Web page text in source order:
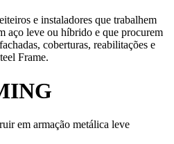
e instaladores que trabalhem
aço leve ou híbrido e que procurem
coberturas, reabilitações e
Frame.
em armação metálica leve